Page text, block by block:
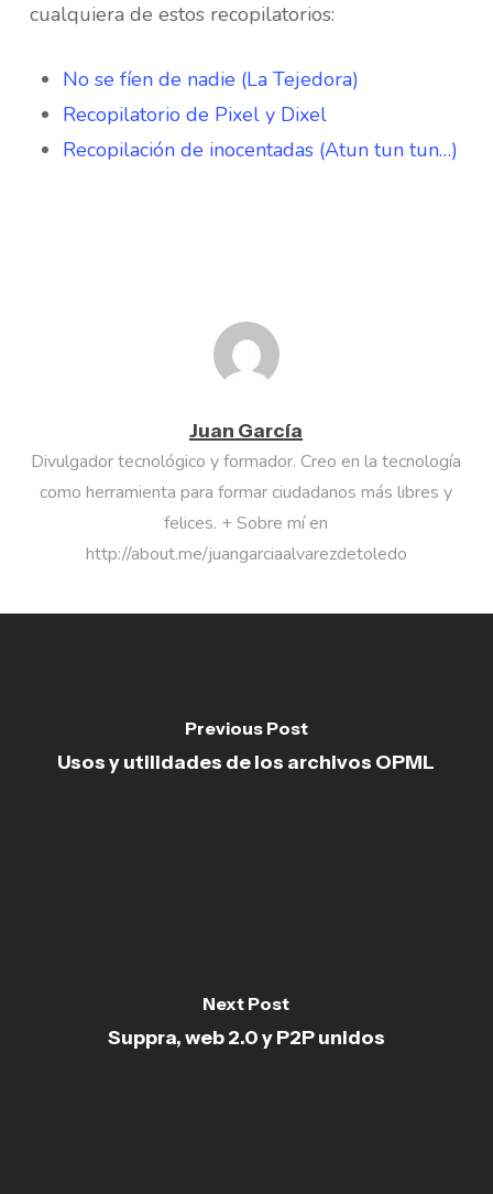
cualquiera de estos recopilatorios:
No se fíen de nadie (La Tejedora)
Recopilatorio de Pixel y Dixel
Recopilación de inocentadas (Atun tun tun…)
Juan García
Divulgador tecnológico y formador. Creo en la tecnología
como herramienta para formar ciudadanos más libres y
felices. + Sobre mí en
http://about.me/juangarciaalvarezdetoledo
Previous Post
Usos y utilidades de los archivos OPML
Next Post
Suppra, web 2.0 y P2P unidos